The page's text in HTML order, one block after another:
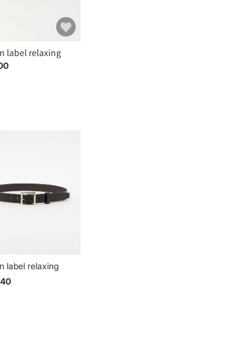
label relaxing